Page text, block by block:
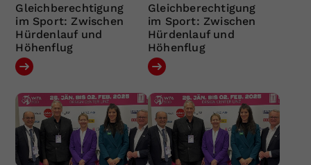
Gleichberechtigung
im Sport: Zwischen
Hürdenlauf und
Höhenflug
Gleichberechtigung
im Sport: Zwischen
Hürdenlauf und
Höhenflug